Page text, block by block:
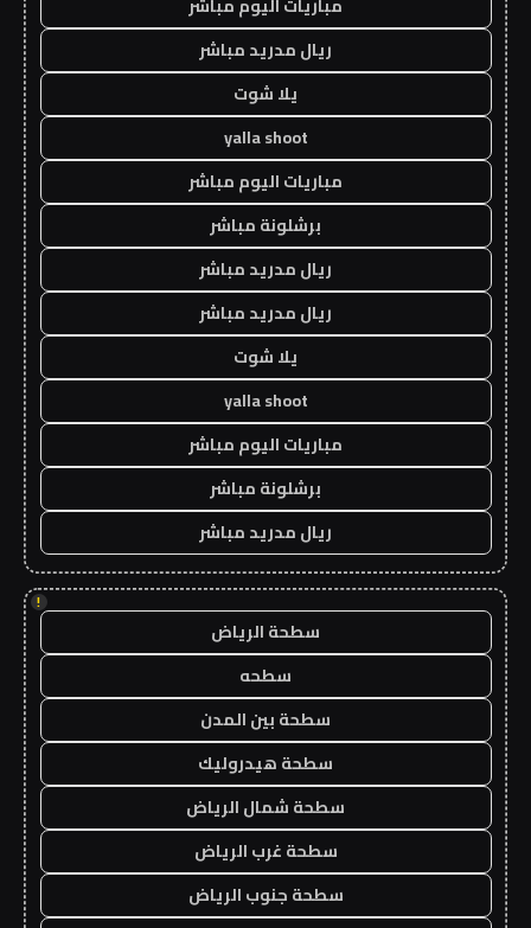
ريال مدريد مباشر
يلا شوت
yalla shoot
مباريات اليوم مباشر
برشلونة مباشر
ريال مدريد مباشر
ريال مدريد مباشر
يلا شوت
yalla shoot
مباريات اليوم مباشر
برشلونة مباشر
ريال مدريد مباشر
!
سطحة الرياض
سطحه
سطحة بين المدن
سطحة هيدروليك
سطحة شمال الرياض
سطحة غرب الرياض
سطحة جنوب الرياض